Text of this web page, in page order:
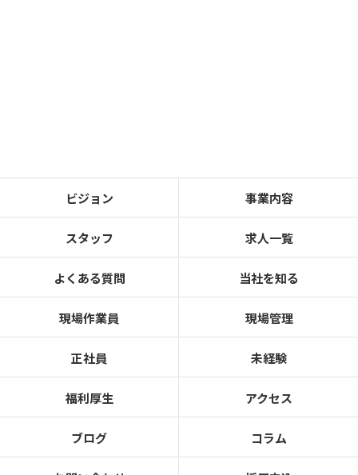
ビジョン 事業内容
スタッフ 求人一覧
よくある質問 当社を知る
現場作業員 現場管理
正社員 未経験
福利厚生 アクセス
ブログ コラム